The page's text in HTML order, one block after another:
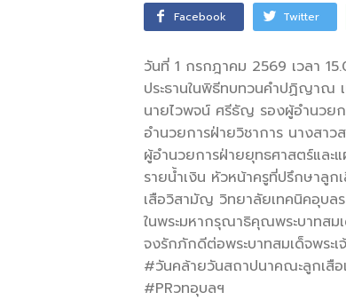
Facebook Twitter
วันที่ 1 กรกฎาคม 2569 เวลา
ประธานในพิธีทบทวนคำปฏิญาณ
นายไวพจน์ ศรีธัญ รองผู้อำนวย
อำนวยการฝ่ายวิชาการ นางสา
ผู้อำนวยการฝ่ายยุทธศาสตร์แล
รายน้ำเงิน หัวหน้าครูที่ปรึกษา
เสือวิสามัญ วิทยาลัยเทคนิคอุบล
ในพระมหากรุณาธิคุณพระบาทสม
จงรักภักดีต่อพระบาทสมเด็จพระ
#วันคล้ายวันสถาปนาคณะลูกเสื
#PRวทอุบลฯ